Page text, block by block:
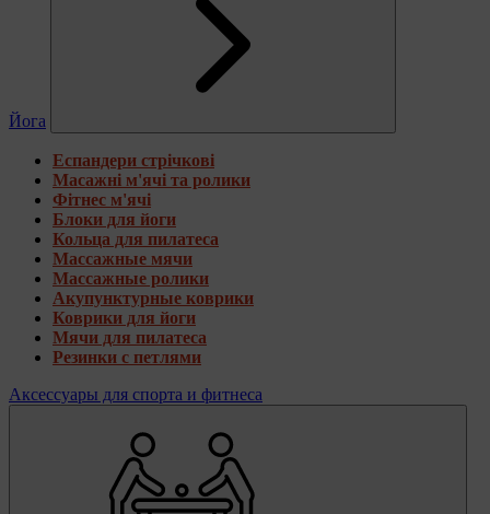
Йога
Еспандери стрічкові
Масажні м'ячі та ролики
Фітнес м'ячі
Блоки для йоги
Кольца для пилатеса
Массажные мячи
Массажные ролики
Акупунктурные коврики
Коврики для йоги
Мячи для пилатеса
Резинки с петлями
Аксессуары для спорта и фитнеса